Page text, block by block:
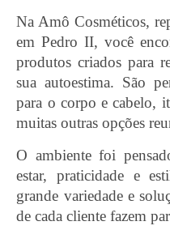
Na Amô Cosméticos,
em Pedro II, você
produtos criados para
sua autoestima. São
para o corpo e cabelo,
muitas outras opções
O ambiente foi
estar, praticidade e
grande variedade e
de cada cliente fazem